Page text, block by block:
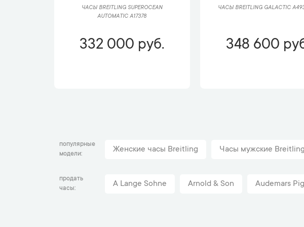
ЧАСЫ BREITLING SUPEROCEAN
AUTOMATIC A17378
332 000 руб.
ЧАСЫ BREITLING GALACTIC
348 600
популярные
модели
Женские часы Breitling Часы мужские Breitling
продать
часы
A Lange Sohne Arnold & Son Audemars